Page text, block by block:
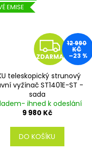
EMISE
Z
D
A
R
M
A
ZDARMA
12 990
KČ
–23 %
teleskopický strunový
vyžínač ST1401E-ST -
sada
ihned k odeslání
9 980 Kč
DO KOŠÍKU